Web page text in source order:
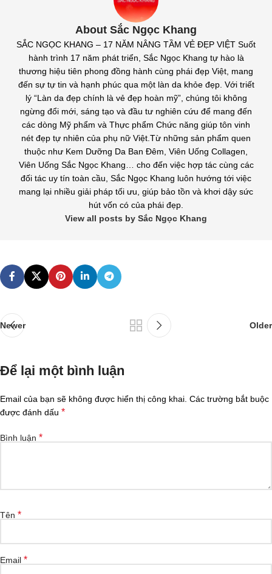
About Sắc Ngọc Khang
SẮC NGỌC KHANG – 17 NĂM NÂNG TẦM VẺ ĐẸP VIỆT Suốt
hành trình 17 năm phát triển, Sắc Ngọc Khang tự hào là
thương hiệu tiên phong đồng hành cùng phái đẹp Việt, mang
đến sự tự tin và hạnh phúc qua một làn da khỏe đẹp. Với triết
lý “Làn da đẹp chính là vẻ đẹp hoàn mỹ”, chúng tôi không
ngừng đổi mới, sáng tạo và đầu tư nghiên cứu để mang đến
các dòng Mỹ phẩm và Thực phẩm Chức năng giúp tôn vinh
nét đẹp tự nhiên của phụ nữ Việt.Từ những sản phẩm quen
thuộc như Kem Dưỡng Da Ban Đêm, Viên Uống Collagen,
Viên Uống Sắc Ngọc Khang… cho đến việc hợp tác cùng các
đối tác uy tín toàn cầu, Sắc Ngọc Khang luôn hướng tới việc
mang lại nhiều giải pháp tối ưu, giúp bảo tồn và khơi dậy sức
hút vốn có của phái đẹp.
View all posts by Sắc Ngọc Khang
Newer Older
Để lại một bình luận
Email của bạn sẽ không được hiển thị công khai. Các trường bắt buộc
được đánh dấu *
Bình luận *
Tên *
Email *